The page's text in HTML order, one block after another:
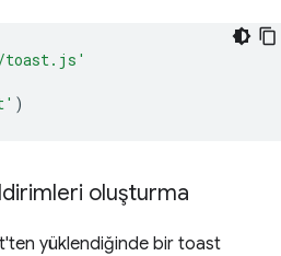
)
oluşturma
yüklendiğinde bir toast